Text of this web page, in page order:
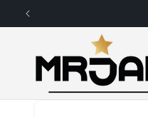
direttamente
ai contenuti
Passa alle